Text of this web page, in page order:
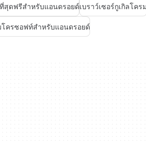
ที่สุดฟรีสำหรับแอนดรอยด์เบราว์เซอร์กูเกิลโครม
โครซอฟท์สำหรับแอนดรอยด์